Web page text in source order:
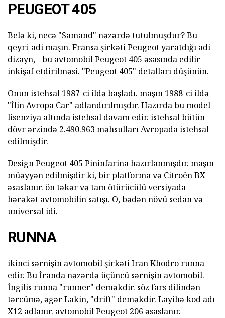
PEUGEOT 405
Belə ki, necə "Samand" nəzərdə tutulmuşdur? Bu
qeyri-adi maşın. Fransa şirkəti Peugeot yaratdığı adi
dizayn, - bu avtomobil Peugeot 405 əsasında edilir
inkişaf etdirilməsi. "Peugeot 405" detalları düşünün.
Onun istehsal 1987-ci ildə başladı. maşın 1988-ci ildə
"İlin Avropa Car" adlandırılmışdır. Hazırda bu model
lisenziya altında istehsal davam edir. istehsal bütün
dövr ərzində 2.490.963 məhsulları Avropada istehsal
edilmişdir.
Design Peugeot 405 Pininfarina hazırlanmışdır. maşın
müəyyən edilmişdir ki, bir platforma və Citroën BX
əsaslanır. ön təkər və tam ötürücülü versiyada
hərəkət avtomobilin satışı. O, bədən növü sedan və
universal idi.
RUNNA
ikinci sərnişin avtomobil şirkəti Iran Khodro runna
edir. Bu İranda nəzərdə üçüncü sərnişin avtomobil.
İngilis runna "runner" deməkdir. söz fars dilindən
tərcümə, əgər Lakin, "drift" deməkdir. Layihə kod adı
X12 adlanır. avtomobil Peugeot 206 əsaslanır.